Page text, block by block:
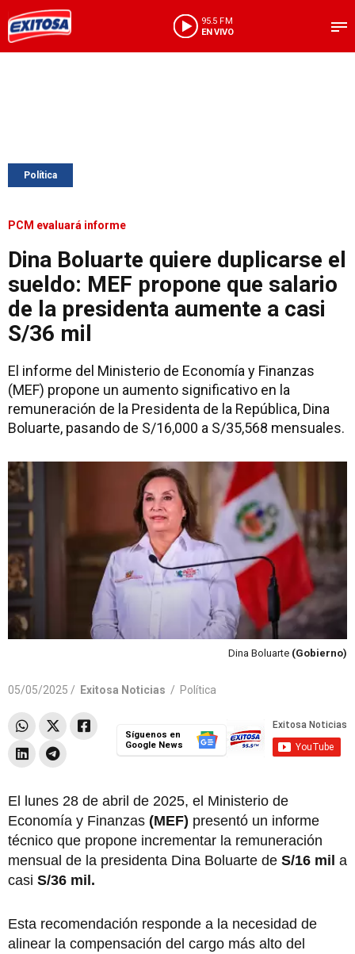
95.5 FM
EN VIVO
Política
PCM evaluará informe
Dina Boluarte quiere duplicarse el
sueldo: MEF propone que salario
de la presidenta aumente a casi
S/36 mil
El informe del Ministerio de Economía y Finanzas
(MEF) propone un aumento significativo en la
remuneración de la Presidenta de la República, Dina
Boluarte, pasando de S/16,000 a S/35,568 mensuales.
Dina Boluarte (Gobierno)
05/05/2025 / Exitosa Noticias / Política
Síguenos en
Google News
El lunes 28 de abril de 2025, el Ministerio de
Economía y Finanzas (MEF) presentó un informe
técnico que propone incrementar la remuneración
mensual de la presidenta Dina Boluarte de S/16 mil a
casi S/36 mil.
Esta recomendación responde a la necesidad de
alinear la compensación del cargo más alto del